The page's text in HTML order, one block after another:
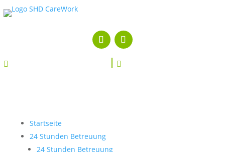
 
Startseite
24 Stunden Betreuung
24 Stunden Betreuung